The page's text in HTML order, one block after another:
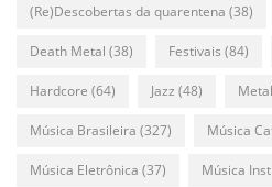
(Re)Descobertas da quarentena (38)
Death Metal (38) Festivais (84)
Hardcore (64) Jazz (48) Metal
Música Brasileira (327) Música
Música Eletrônica (37) Música